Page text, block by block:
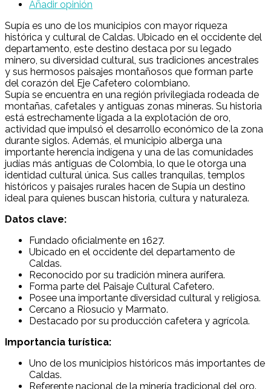
Añadir opinión
Supía es uno de los municipios con mayor riqueza
histórica y cultural de Caldas. Ubicado en el occidente del
departamento, este destino destaca por su legado
minero, su diversidad cultural, sus tradiciones ancestrales
y sus hermosos paisajes montañosos que forman parte
del corazón del Eje Cafetero colombiano.
Supía se encuentra en una región privilegiada rodeada de
montañas, cafetales y antiguas zonas mineras. Su historia
está estrechamente ligada a la explotación de oro,
actividad que impulsó el desarrollo económico de la zona
durante siglos. Además, el municipio alberga una
importante herencia indígena y una de las comunidades
judías más antiguas de Colombia, lo que le otorga una
identidad cultural única. Sus calles tranquilas, templos
históricos y paisajes rurales hacen de Supía un destino
ideal para quienes buscan historia, cultura y naturaleza.
Datos clave:
Fundado oficialmente en 1627.
Ubicado en el occidente del departamento de
Caldas.
Reconocido por su tradición minera aurífera.
Forma parte del Paisaje Cultural Cafetero.
Posee una importante diversidad cultural y religiosa.
Cercano a Riosucio y Marmato.
Destacado por su producción cafetera y agrícola.
Importancia turística:
Uno de los municipios históricos más importantes de
Caldas.
Referente nacional de la minería tradicional del oro.